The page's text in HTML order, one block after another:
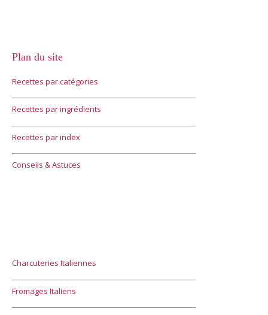
Plan du site
Recettes par catégories
Recettes par ingrédients
Recettes par index
Conseils & Astuces
Charcuteries Italiennes
Fromages Italiens